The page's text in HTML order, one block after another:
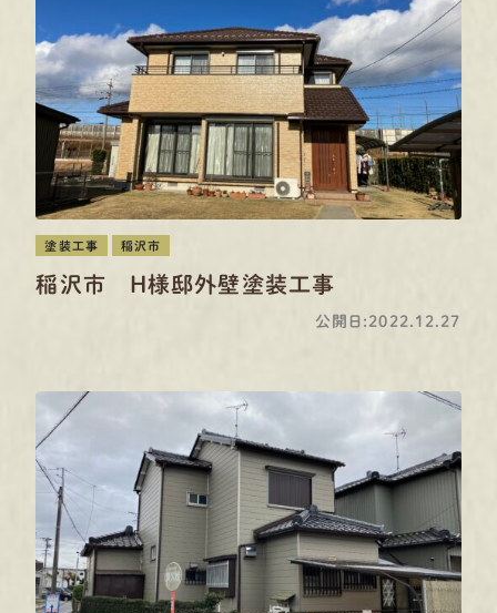
塗装工事 稲沢市
稲沢市 H様邸外壁塗装工事
公開日:2022.12.27